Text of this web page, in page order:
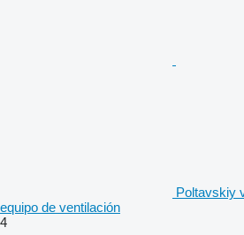
Poltavskiy
equipo de ventilación
4